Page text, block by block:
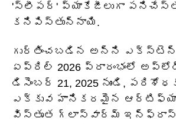
'స్లీపర్' ప్యాకేజీలుగా
కనిపిస్తున్నాయి.
గుర్తించబడిన అన్ని
ఏప్రిల్ 2026 ప్రారంభంలో
డిసెంబర్ 21, 2025 నుండి,
ఎక్కువ హానికరమైన
విస్తృత గ్లాస్‌వార్మ్